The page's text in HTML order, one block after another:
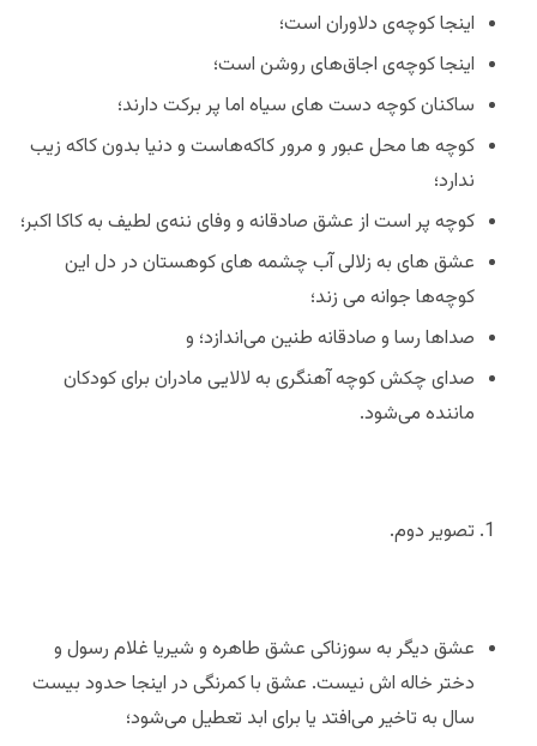
اینجا کوچه‌ی دلاوران است؛
اینجا کوچه‌ی اجاق‌های روشن است؛
ساکنان کوچه دست های سیاه اما پر برکت دارند؛
کوچه ها محل عبور و مرور کاکه‌هاست و دنیا بدون کاکه زیب
ندارد؛
کوچه پر است از عشق صادقانه و وفای ننه‌ی لطیف به کاکا اکبر؛
عشق های به زلالی آب چشمه های کوهستان در دل این
کوچه‌ها جوانه می زند؛
صداها رسا و صادقانه طنین می‌اندازد؛ و
صدای چکش کوچه آهنگری به لالایی مادران برای کودکان
ماننده می‌شود.
تصویر دوم.
عشق دیگر به سوزناکی عشق طاهره و شیریا غلام رسول و
دختر خاله اش نیست. عشق با کمرنگی در اینجا حدود بیست
سال به تاخیر می‌افتد یا برای ابد تعطیل می‌شود؛